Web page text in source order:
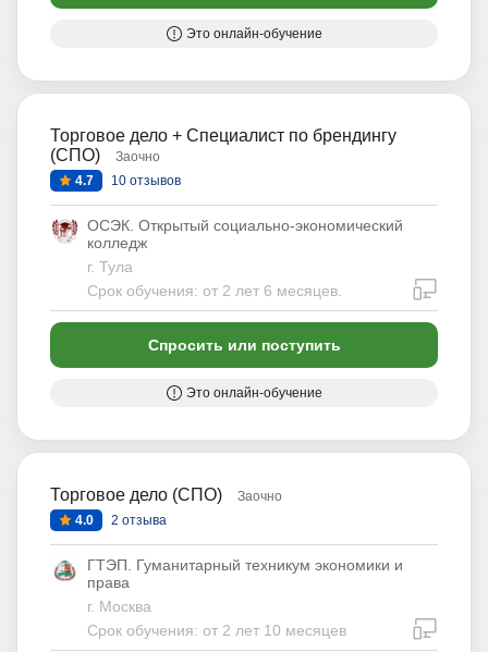
Это онлайн-обучение
Торговое дело + Специалист по брендингу
(СПО)
Заочно
4.7
10 отзывов
ОСЭК. Открытый социально-экономический
колледж
г. Тула
Срок обучения: от 2 лет 6 месяцев.
Спросить или поступить
Это онлайн-обучение
Торговое дело (СПО)
Заочно
4.0
2 отзыва
ГТЭП. Гуманитарный техникум экономики и
права
г. Москва
Срок обучения: от 2 лет 10 месяцев